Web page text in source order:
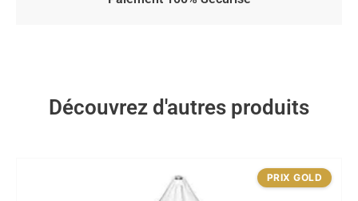
Découvrez d'autres produits
PRIX GOLD